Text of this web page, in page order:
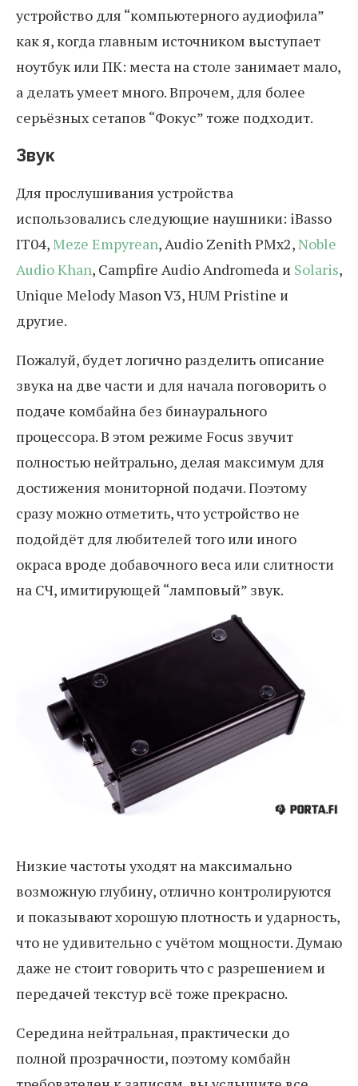
устройство для “компьютерного аудиофила”
как я, когда главным источником выступает
ноутбук или ПК: места на столе занимает мало,
а делать умеет много. Впрочем, для более
серьёзных сетапов “Фокус” тоже подходит.
Звук
Для прослушивания устройства
использовались следующие наушники: iBasso
IT04, Meze Empyrean, Audio Zenith PMx2,Noble
Audio Khan, Campfire Audio Andromeda и Solaris,
Unique Melody Mason V3, HUM Pristine и
другие.
Пожалуй, будет логично разделить описание
звука на две части и для начала поговорить о
подаче комбайна без бинаурального
процессора. В этом режиме Focus звучит
полностью нейтрально, делая максимум для
достижения мониторной подачи. Поэтому
сразу можно отметить, что устройство не
подойдёт для любителей того или иного
окраса вроде добавочного веса или слитности
на СЧ, имитирующей “ламповый” звук.
Низкие частоты уходят на максимально
возможную глубину, отлично контролируются
и показывают хорошую плотность и ударность,
что не удивительно с учётом мощности. Думаю
даже не стоит говорить что с разрешением и
передачей текстур всё тоже прекрасно.
Середина нейтральная, практически до
полной прозрачности, поэтому комбайн